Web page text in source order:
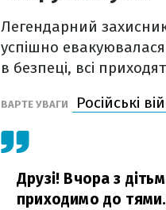
Легендарний
успішно
в безпеці, всі
ВАРТЕ УВАГИ Російські
Друзі! Вчора з
приходимо до